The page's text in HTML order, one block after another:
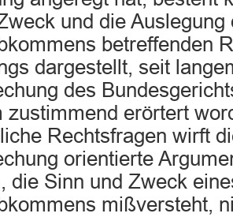
und die Auslegung
betreffenden
dargestellt, seit
des
zustimmend erörtert
Rechtsfragen wirft
orientierte
die Sinn und Zweck
mißversteht,